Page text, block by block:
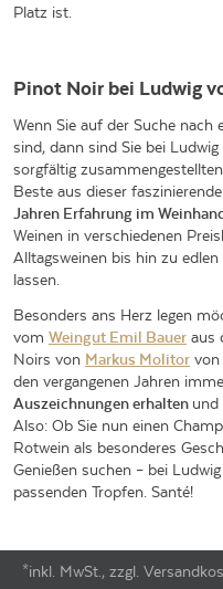
Platz ist.
Pinot Noir bei Ludwig
Wenn Sie auf der Suche
sind, dann sind Sie bei
sorgfältig
Beste aus dieser
Jahren Erfahrung im
Weinen in verschiedenen
Alltagsweinen bis hin zu
lassen.
Besonders ans Herz legen
vom Weingut Emil Bauer aus
Noirs von Markus Molitor von
den vergangenen Jahren
Auszeichnungen erhalten und
Also: Ob Sie nun einen
Rotwein als besonderes
Genießen suchen – bei
passenden Tropfen. Santé!
*inkl. MwSt., zzgl.